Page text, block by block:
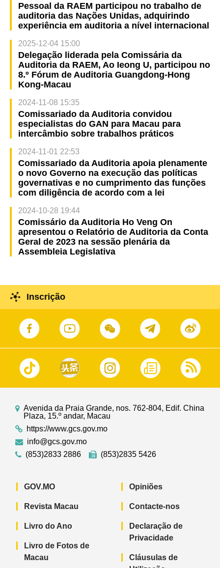
Pessoal da RAEM participou no trabalho de
auditoria das Nações Unidas, adquirindo
experiência em auditoria a nível internacional
2025-12-04 15:00
Delegação liderada pela Comissária da
Auditoria da RAEM, Ao Ieong U, participou no
8.º Fórum de Auditoria Guangdong-Hong
Kong-Macau
2024-11-08 15:35
Comissariado da Auditoria convidou
especialistas do GAN para Macau para
intercâmbio sobre trabalhos práticos
2024-11-01 22:53
Comissariado da Auditoria apoia plenamente
o novo Governo na execução das políticas
governativas e no cumprimento das funções
com diligência de acordo com a lei
2024-10-28 19:44
Comissário da Auditoria Ho Veng On
apresentou o Relatório de Auditoria da Conta
Geral de 2023 na sessão plenária da
Assembleia Legislativa
Inscrição
Avenida da Praia Grande, nos. 762-804, Edif. China
Plaza, 15.º andar, Macau
https://www.gcs.gov.mo
info@gcs.gov.mo
(853)2833 2886
(853)2835 5426
GOV.MO
Revista Macau
Livro do Ano
Livro de Fotos de
Macau
Opiniões
Contacte-nos
Declaração de
Privacidade
Cláusulas de